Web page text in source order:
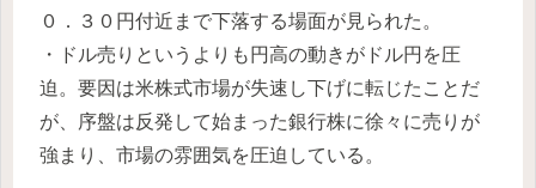
０．３０円付近まで下落する場面が見られた。
・ドル売りというよりも円高の動きがドル円を圧
迫。要因は米株式市場が失速し下げに転じたことだ
が、序盤は反発して始まった銀行株に徐々に売りが
強まり、市場の雰囲気を圧迫している。